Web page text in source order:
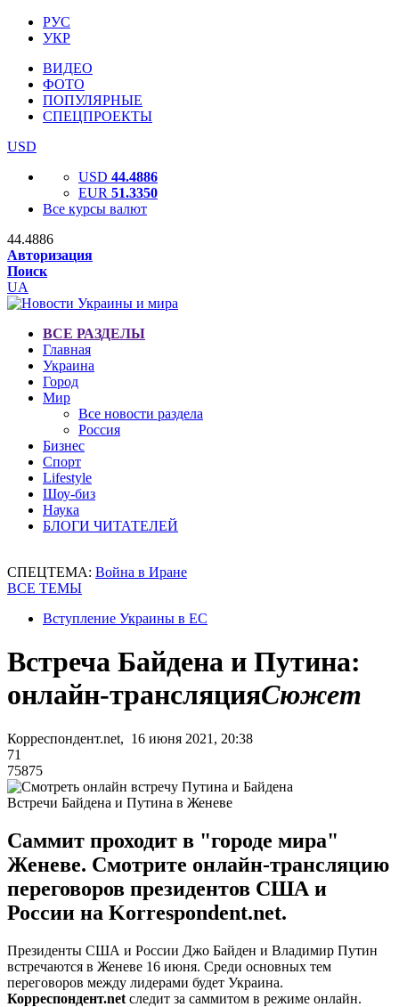
РУС
УКР
ВИДЕО
ФОТО
ПОПУЛЯРНЫЕ
СПЕЦПРОЕКТЫ
USD
USD 44.4886
EUR 51.3350
Все курсы валют
44.4886
Авторизация
Поиск
UA
ВСЕ РАЗДЕЛЫ
Главная
Украина
Город
Мир
Все новости раздела
Россия
Бизнес
Спорт
Lifestyle
Шоу-биз
Наука
БЛОГИ ЧИТАТЕЛЕЙ
СПЕЦТЕМА: Война в Иране
ВСЕ ТЕМЫ
Вступление Украины в ЕС
Встреча Байдена и Путина:
онлайн-трансляцияСюжет
Корреспондент.net, 16 июня 2021, 20:38
71
75875
Встречи Байдена и Путина в Женеве
Саммит проходит в "городе мира"
Женеве. Смотрите онлайн-трансляцию
переговоров президентов США и
России на Korrespondent.net.
Президенты США и России Джо Байден и Владимир Путин
встречаются в Женеве 16 июня. Среди основных тем
переговоров между лидерами будет Украина.
Корреспондент.net следит за саммитом в режиме онлайн.